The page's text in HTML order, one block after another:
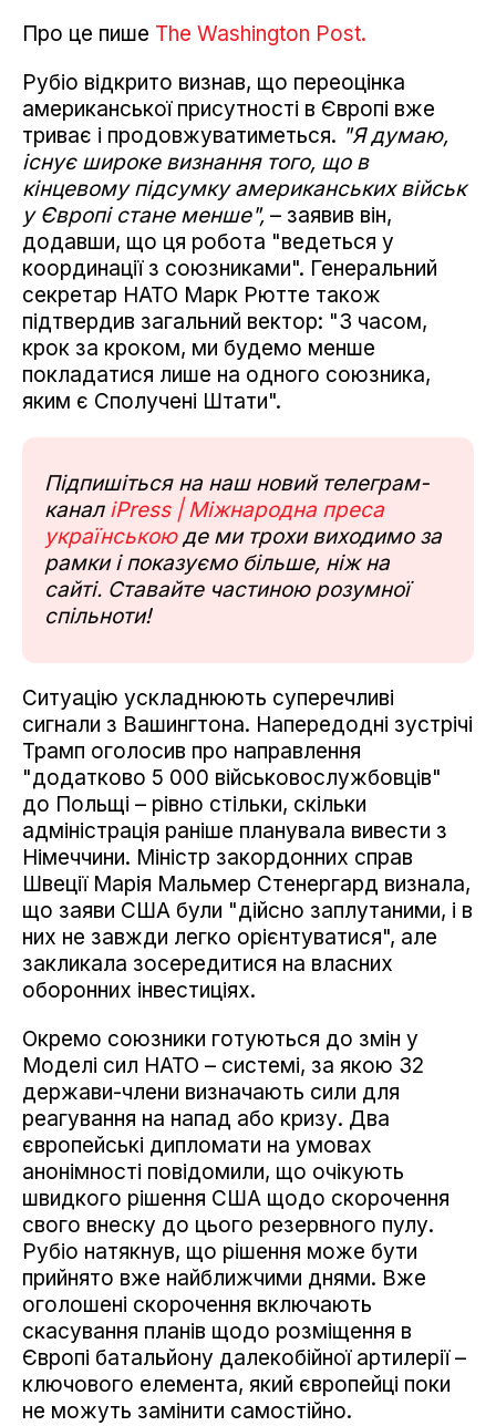
Про це пише The Washington Post.
Рубіо відкрито визнав, що переоцінка
американської присутності в Європі вже
триває і продовжуватиметься. "Я думаю,
існує широке визнання того, що в
кінцевому підсумку американських військ
у Європі стане менше", – заявив він,
додавши, що ця робота "ведеться у
координації з союзниками". Генеральний
секретар НАТО Марк Рютте також
підтвердив загальний вектор: "З часом,
крок за кроком, ми будемо менше
покладатися лише на одного союзника,
яким є Сполучені Штати".
Підпишіться на наш новий телеграм-
канал iPress | Міжнародна преса
українськоюде ми трохи виходимо за
рамки і показуємо більше, ніж на
сайті. Ставайте частиною розумної
спільноти!
Ситуацію ускладнюють суперечливі
сигнали з Вашингтона. Напередодні зустрічі
Трамп оголосив про направлення
"додатково 5 000 військовослужбовців"
до Польщі – рівно стільки, скільки
адміністрація раніше планувала вивести з
Німеччини. Міністр закордонних справ
Швеції Марія Мальмер Стенергард визнала,
що заяви США були "дійсно заплутаними, і в
них не завжди легко орієнтуватися", але
закликала зосередитися на власних
оборонних інвестиціях.
Окремо союзники готуються до змін у
Моделі сил НАТО – системі, за якою 32
держави-члени визначають сили для
реагування на напад або кризу. Два
європейські дипломати на умовах
анонімності повідомили, що очікують
швидкого рішення США щодо скорочення
свого внеску до цього резервного пулу.
Рубіо натякнув, що рішення може бути
прийнято вже найближчими днями. Вже
оголошені скорочення включають
скасування планів щодо розміщення в
Європі батальйону далекобійної артилерії –
ключового елемента, який європейці поки
не можуть замінити самостійно.